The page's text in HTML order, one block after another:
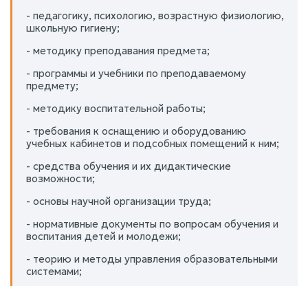
- педагогику, психологию, возрастную физиологию,
школьную гигиену;
- методику преподавания предмета;
- программы и учебники по преподаваемому
предмету;
- методику воспитательной работы;
- требования к оснащению и оборудованию
учебных кабинетов и подсобных помещений к ним;
- средства обучения и их дидактические
возможности;
- основы научной организации труда;
- нормативные документы по вопросам обучения и
воспитания детей и молодежи;
- теорию и методы управления образовательными
системами;